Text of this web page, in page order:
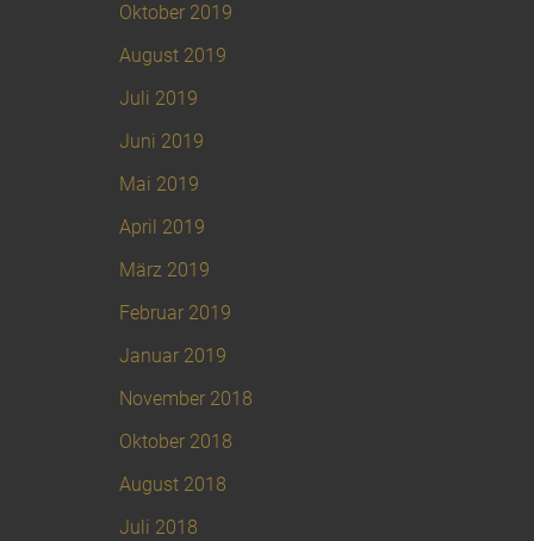
Oktober 2019
August 2019
Juli 2019
Juni 2019
Mai 2019
April 2019
März 2019
Februar 2019
Januar 2019
November 2018
Oktober 2018
August 2018
Juli 2018